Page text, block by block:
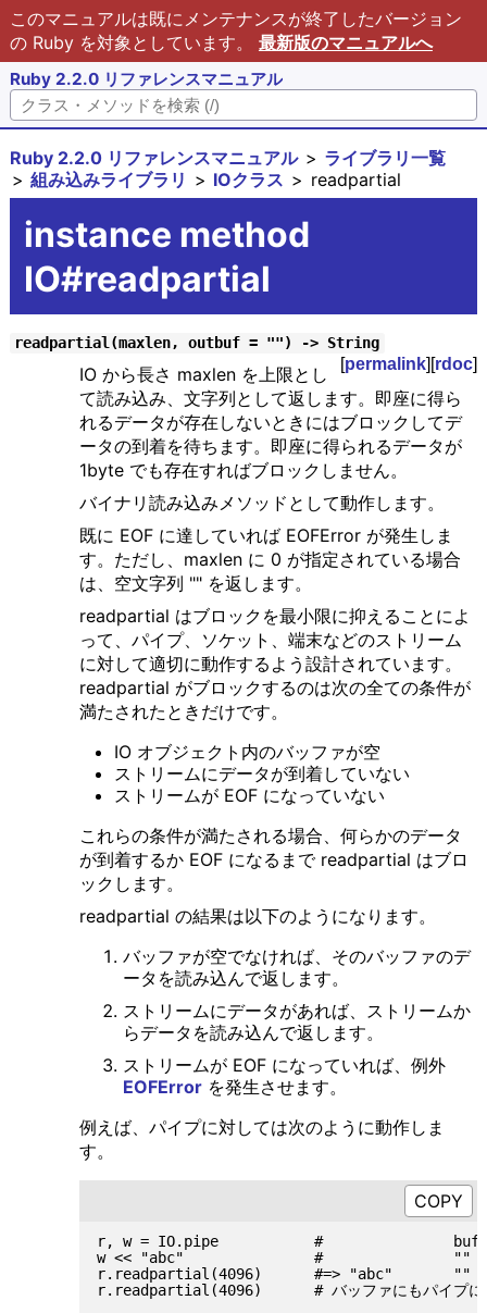
このマニュアルは既にメンテナンスが終了したバージョン
の Ruby を対象としています。 最新版のマニュアルへ
Ruby 2.2.0 リファレンスマニュアル
Ruby 2.2.0 リファレンスマニュアル
ライブラリ一覧
組み込みライブラリ
IOクラス readpartial
instance method
IO#readpartial
readpartial(maxlen, outbuf = "") -> String
[permalink][rdoc]
IO から長さ maxlen を上限とし
て読み込み、文字列として返します。即座に得ら
れるデータが存在しないときにはブロックしてデ
ータの到着を待ちます。即座に得られるデータが
1byte でも存在すればブロックしません。
バイナリ読み込みメソッドとして動作します。
既に EOF に達していれば EOFError が発生しま
す。ただし、maxlen に 0 が指定されている場合
は、空文字列 "" を返します。
readpartial はブロックを最小限に抑えることによ
って、パイプ、ソケット、端末などのストリーム
に対して適切に動作するよう設計されています。
readpartial がブロックするのは次の全ての条件が
満たされたときだけです。
IO オブジェクト内のバッファが空
ストリームにデータが到着していない
ストリームが EOF になっていない
これらの条件が満たされる場合、何らかのデータ
が到着するか EOF になるまで readpartial はブロ
ックします。
readpartial の結果は以下のようになります。
バッファが空でなければ、そのバッファのデ
ータを読み込んで返します。
ストリームにデータがあれば、ストリームか
らデータを読み込んで返します。
ストリームが EOF になっていれば、例外
EOFErrorを発生させます。
例えば、パイプに対しては次のように動作しま
す。
r, w = IO.pipe           #
w << "abc"               #               ""
r.readpartial(4096)      #=> "abc"
r.readpartial(4096)      # バッファにもパイプにも